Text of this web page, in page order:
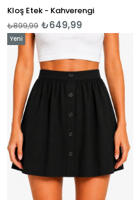
Kloş Etek - Kahverengi
₺649,99
₺899,99
Yeni